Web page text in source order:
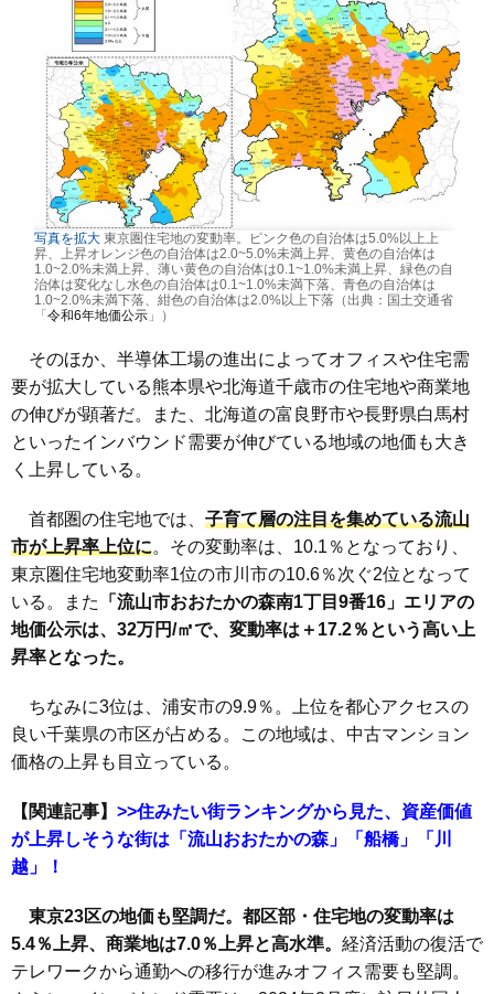
写真を拡大 東京圏住宅地の変動率。ピンク色の自治体は5.0%以上上
昇、上昇オレンジ色の自治体は2.0~5.0%未満上昇、黄色の自治体は
1.0~2.0%未満上昇、薄い黄色の自治体は0.1~1.0%未満上昇、緑色の自
治体は変化なし水色の自治体は0.1~1.0%未満下落、青色の自治体は
1.0~2.0%未満下落、紺色の自治体は2.0%以上下落（出典：国土交通省
「令和6年地価公示 」）
そのほか、半導体工場の進出によってオフィスや住宅需
要が拡大している熊本県や北海道千歳市の住宅地や商業地
の伸びが顕著だ。また、北海道の富良野市や長野県白馬村
といったインバウンド需要が伸びている地域の地価も大き
く上昇している。
首都圏の住宅地では、 子育て層の注目を集めている流山
市が上昇率上位に。その変動率は、10.1％となっており、
東京圏住宅地変動率1位の市川市の10.6％次ぐ2位となって
いる。また
「流山市おおたかの森南1丁目9番16」エリアの
地価公示は、32万円/㎡で、変動率は＋17.2％という高い上
昇率となった。
ちなみに3位は、浦安市の9.9％。上位を都心アクセスの
良い千葉県の市区が占める。この地域は、中古マンション
価格の上昇も目立っている。
【関連記事】 >>住みたい街ランキングから見た、資産価値
が上昇しそうな街は「流山おおたかの森」「船橋」「川
越」！
東京23区の地価も堅調だ。都区部・住宅地の変動率は
5.4％上昇、商業地は7.0％上昇と高水準。 経済活動の復活で
テレワークから通勤への移行が進みオフィス需要も堅調。